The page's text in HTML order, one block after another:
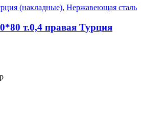
(накладные), Нержавеющая сталь
т.0,4 правая Турция